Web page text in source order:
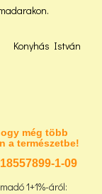
Konyhás István
még több
a természetbe!
18557899-1-09
1+1%-áról: